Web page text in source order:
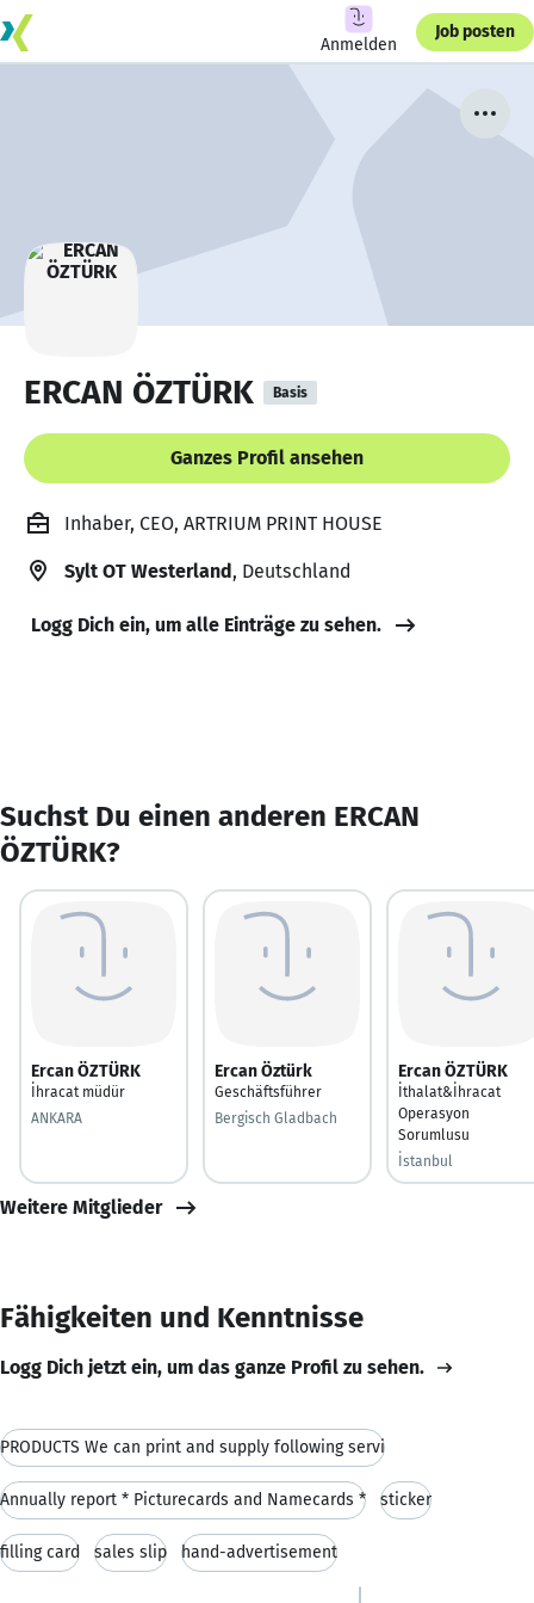
Anmelden
Job posten
ERCAN ÖZTÜRK Basis
Ganzes Profil ansehen
Inhaber, CEO, ARTRIUM PRINT HOUSE
Sylt OT Westerland, Deutschland
Logg Dich ein, um alle Einträge zu sehen.
Suchst Du einen anderen ERCAN
ÖZTÜRK?
Ercan ÖZTÜRK
İhracat müdür
ANKARA
Ercan Öztürk
Geschäftsführer
Bergisch Gladbach
Ercan ÖZTÜRK
İthalat&İhracat
Operasyon
Sorumlusu
İstanbul
Weitere Mitglieder
Fähigkeiten und Kenntnisse
Logg Dich jetzt ein, um das ganze Profil zu sehen.
PRODUCTS We can print and supply following servi
Annually report * Picturecards and Namecards * sticker
filling card sales slip hand-advertisement